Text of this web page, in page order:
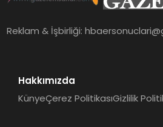
Reklam & İşbirliği:
Hakkımızda
KünyeÇerez PolitikasıGizlilik